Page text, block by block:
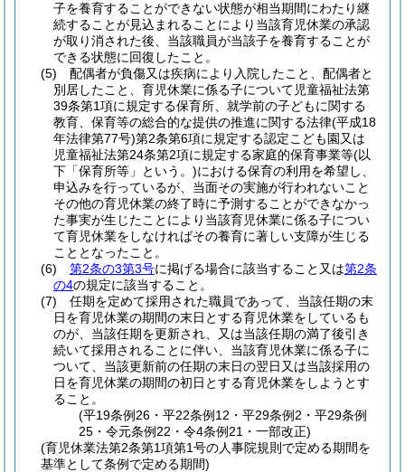
子を養育することができない状態が相当期間にわたり継
続することが見込まれることにより当該育児休業の承認
が取り消された後、当該職員が当該子を養育することが
できる状態に回復したこと。
(5)
配偶者が負傷又は疾病により入院したこと、配偶者と
別居したこと、育児休業に係る子について児童福祉法第
39条第1項に規定する保育所、就学前の子どもに関する
教育、保育等の総合的な提供の推進に関する法律(平成18
年法律第77号)第2条第6項に規定する認定こども園又は
児童福祉法第24条第2項に規定する家庭的保育事業等(以
下「保育所等」という。)における保育の利用を希望し、
申込みを行っているが、当面その実施が行われないこと
その他の育児休業の終了時に予測することができなかっ
た事実が生じたことにより当該育児休業に係る子につい
て育児休業をしなければその養育に著しい支障が生じる
こととなったこと。
(6)
第2条の3第3号に掲げる場合に該当すること又は第2条
の4の規定に該当すること。
(7)
任期を定めて採用された職員であって、当該任期の末
日を育児休業の期間の末日とする育児休業をしているも
のが、当該任期を更新され、又は当該任期の満了後引き
続いて採用されることに伴い、当該育児休業に係る子に
ついて、当該更新前の任期の末日の翌日又は当該採用の
日を育児休業の期間の初日とする育児休業をしようとす
ること。
(平19条例26・平22条例12・平29条例2・平29条例
25・令元条例22・令4条例21・一部改正)
(育児休業法第2条第1項第1号の人事院規則で定める期間を
基準として条例で定める期間)